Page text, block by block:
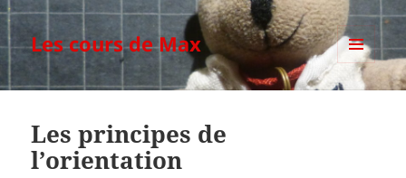
Les cours de Max
MENU
ET
Les principes de
l’orientation